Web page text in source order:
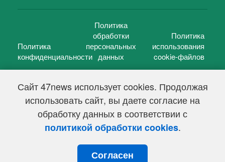
Сайт 47news использует cookies. Продолжая
использовать сайт, вы даете согласие на
обработку данных в соответствии с
политикой обработки cookies.
Согласен
Политика
конфиденциальности
Политика
обработки
персональных
данных
Политика
использования
cookie-файлов
47 новостей (47 news)2005 — 2026 г.
Свидетельство о регистрации СМИ Эл № ФС 77-39848, выдано
Федеральной службой по надзору в сфере связи,
информационных технологий и массовых коммуникаций